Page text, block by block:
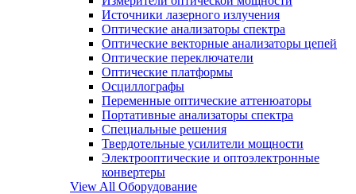
Источники лазерного излучения
Оптические анализаторы спектра
Оптические векторные анализаторы цепей
Оптические переключатели
Оптические платформы
Осциллографы
Переменные оптические аттенюаторы
Портативные анализаторы спектра
Специальные решения
Твердотельные усилители мощности
Электрооптические и оптоэлектронные
конвертеры
View All Оборудование